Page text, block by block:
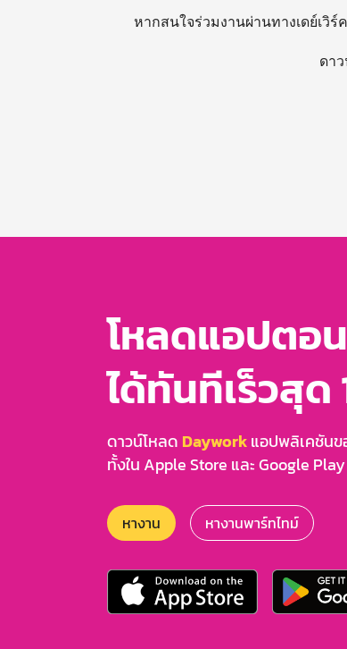
หากสนใจร่วมงานผ่านทางเดย์เวิ
ดา
โหลดแอปตอ
ได้ทันทีเร็วสุด
ดาวน์โหลด Dayworkแอปพลิเคชันข
ทั้งใน Apple Store และ Google Play
หางาน หางานพาร์ทไทม์